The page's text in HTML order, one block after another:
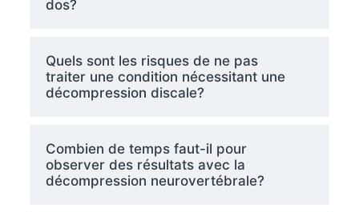
dos?
Quels sont les risques de ne pas
traiter une condition nécessitant une
décompression discale?
Combien de temps faut-il pour
observer des résultats avec la
décompression neurovertébrale?